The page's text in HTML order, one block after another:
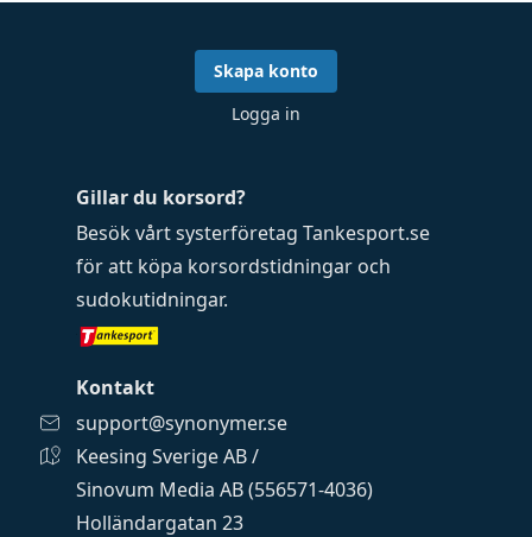
Gillar du korsord?
Besök vårt systerföretag Tankesport.se
för att köpa korsordstidningar och
sudokutidningar.
Kontakt
support@synonymer.se
Keesing Sverige AB /
Sinovum Media AB (556571-4036)
Holländargatan 23
Skapa konto
Logga in